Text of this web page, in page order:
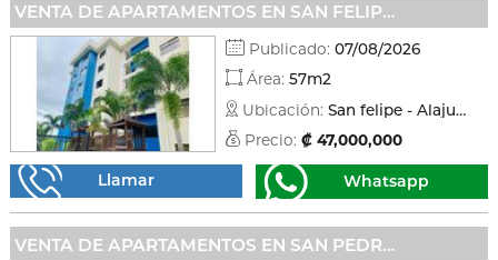
VENTA DE APARTAMENTOS EN SAN FELIPE - ALAJUELITA
Publicado: 07/08/2026
Área: 57m2
Ubicación:
San felipe - Alajuelita
Precio: ₡ 47,000,000
Llamar Whatsapp
VENTA DE APARTAMENTOS EN SAN PEDRO - MONTES DE OCA